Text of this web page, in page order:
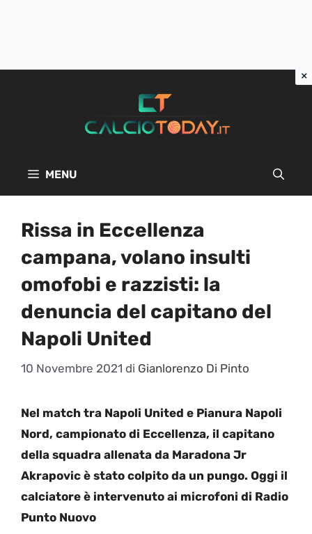
MENU
Rissa in Eccellenza
campana, volano insulti
omofobi e razzisti: la
denuncia del capitano del
Napoli United
10 Novembre 2021 di Gianlorenzo Di Pinto
Nel match tra Napoli United e Pianura Napoli
Nord, campionato di Eccellenza, il capitano
della squadra allenata da Maradona Jr
Akrapovic è stato colpito da un pungo. Oggi il
calciatore è intervenuto ai microfoni di Radio
Punto Nuovo